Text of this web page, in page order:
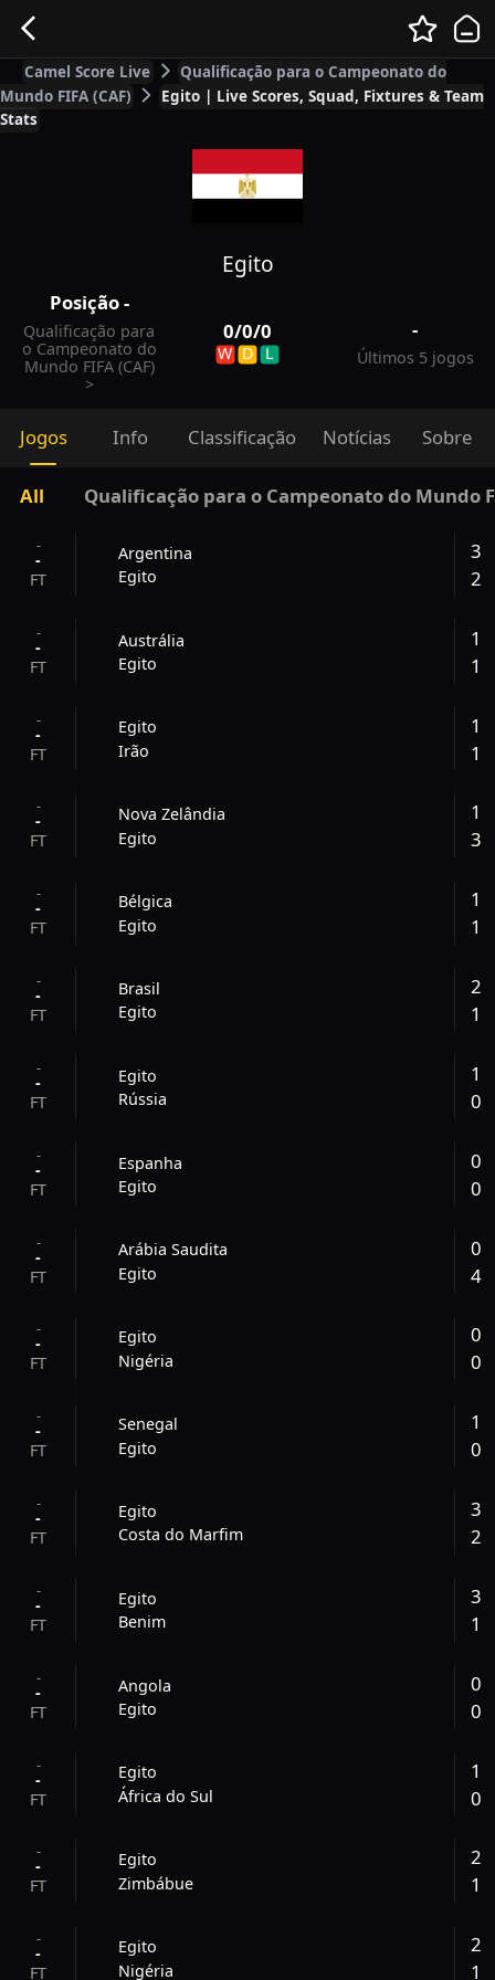
Camel Score Live
Qualificação para o Campeonato do
Mundo FIFA (CAF)
Egito | Live Scores, Squad, Fixtures & Team
Stats
Egito
Posição-
Qualificação para
o Campeonato do
Mundo FIFA (CAF)
>
0/0/0
W D L
-
Últimos 5 jogos
Jogos Info Classificação Notícias Sobre
All Qualificação para o Campeonato do Mundo
-
-
FT
Argentina
Egito
3
2
-
-
FT
Austrália
Egito
1
1
-
-
FT
Egito
Irão
1
1
-
-
FT
Nova Zelândia
Egito
1
3
-
-
FT
Bélgica
Egito
1
1
-
-
FT
Brasil
Egito
2
1
-
-
FT
Egito
Rússia
1
0
-
-
FT
Espanha
Egito
0
0
-
-
FT
Arábia Saudita
Egito
0
4
-
-
FT
Egito
Nigéria
0
0
-
-
FT
Senegal
Egito
1
0
-
-
FT
Egito
Costa do Marfim
3
2
-
-
FT
Egito
Benim
3
1
-
-
FT
Angola
Egito
0
0
-
-
FT
Egito
África do Sul
1
0
-
-
FT
Egito
Zimbábue
2
1
-
-
FT
Egito
Nigéria
2
1